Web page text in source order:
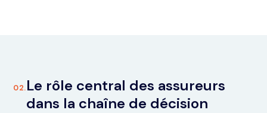
02.Le rôle central des assureurs
dans la chaîne de décision